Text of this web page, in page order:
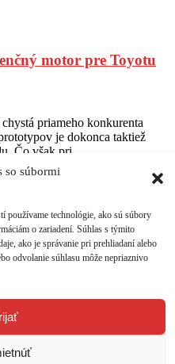
so súbormi
používame technológie, ako sú súbory
o zariadení. Súhlas s týmito
ako je správanie pri prehliadaní alebo
odvolanie súhlasu môže nepriaznivo
motor pre Toyotu
priameho konkurenta
je dokonca taktiež
Čo však pri...
časopis. Testy
44 strán vzrušujúceho
dizajne. Časopis získate na